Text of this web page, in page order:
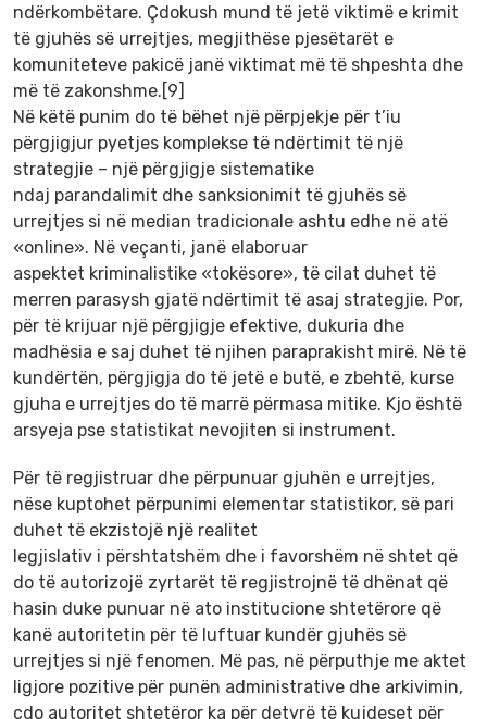
ndërkombëtare. Çdokush mund të jetë viktimë e krimit
të gjuhës së urrejtjes, megjithëse pjesëtarët e
komuniteteve pakicë janë viktimat më të shpeshta dhe
më të zakonshme.[9]
Në këtë punim do të bëhet një përpjekje për t’iu
përgjigjur pyetjes komplekse të ndërtimit të një
strategjie – një përgjigje sistematike
ndaj parandalimit dhe sanksionimit të gjuhës së
urrejtjes si në median tradicionale ashtu edhe në atë
«online». Në veçanti, janë elaboruar
aspektet kriminalistike «tokësore», të cilat duhet të
merren parasysh gjatë ndërtimit të asaj strategjie. Por,
për të krijuar një përgjigje efektive, dukuria dhe
madhësia e saj duhet të njihen paraprakisht mirë. Në të
kundërtën, përgjigja do të jetë e butë, e zbehtë, kurse
gjuha e urrejtjes do të marrë përmasa mitike. Kjo është
arsyeja pse statistikat nevojiten si instrument.
Për të regjistruar dhe përpunuar gjuhën e urrejtjes,
nëse kuptohet përpunimi elementar statistikor, së pari
duhet të ekzistojë një realitet
legjislativ i përshtatshëm dhe i favorshëm në shtet që
do të autorizojë zyrtarët të regjistrojnë të dhënat që
hasin duke punuar në ato institucione shtetërore që
kanë autoritetin për të luftuar kundër gjuhës së
urrejtjes si një fenomen. Më pas, në përputhje me aktet
ligjore pozitive për punën administrative dhe arkivimin,
çdo autoritet shtetëror ka për detyrë të kujdeset për